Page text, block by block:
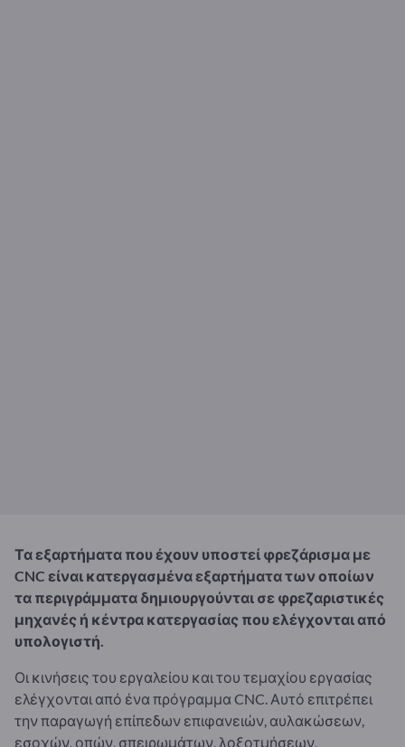
Τα εξαρτήματα που έχουν υποστεί φρεζάρισμα με
CNC είναι κατεργασμένα εξαρτήματα των οποίων
τα περιγράμματα δημιουργούνται σε φρεζαριστικές
μηχανές ή κέντρα κατεργασίας που ελέγχονται από
υπολογιστή.
Οι κινήσεις του εργαλείου και του τεμαχίου εργασίας
ελέγχονται από ένα πρόγραμμα CNC. Αυτό επιτρέπει
την παραγωγή επίπεδων επιφανειών, αυλακώσεων,
εσοχών, οπών, σπειρωμάτων, λοξοτμήσεων,